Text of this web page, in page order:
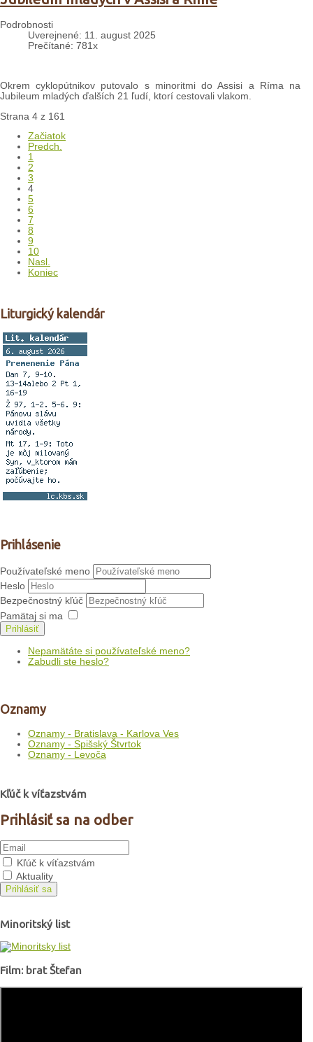
Podrobnosti
Uverejnené: 11. august 2025
Prečítané: 781x
Okrem cyklopútnikov putovalo s minoritmi do Assisi a Ríma na
Jubileum mladých ďalších 21 ľudí, ktorí cestovali vlakom.
Strana 4 z 161
Začiatok
Predch.
1
2
3
4
5
6
7
8
9
10
Nasl.
Koniec
Liturgický kalendár
Prihlásenie
Používateľské meno
Heslo
Bezpečnostný kľúč
Pamätaj si ma
Prihlásiť
Nepamätáte si používateľské meno?
Zabudli ste heslo?
Oznamy
Oznamy - Bratislava - Karlova Ves
Oznamy - Spišský Štvrtok
Oznamy - Levoča
Kľúč k víťazstvám
Prihlásiť sa na odber
Kľúč k víťazstvám
Aktuality
Prihlásiť sa
Minoritský list
Film: brat Štefan